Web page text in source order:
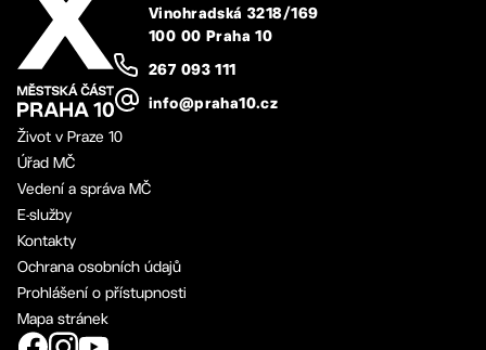
Vinohradská 3218/169
100 00 Praha 10
267 093 111
info@praha10.cz
Život v Praze 10
Úřad MČ
Vedení a správa MČ
E-služby
Kontakty
Ochrana osobních údajů
Prohlášení o přístupnosti
Mapa stránek